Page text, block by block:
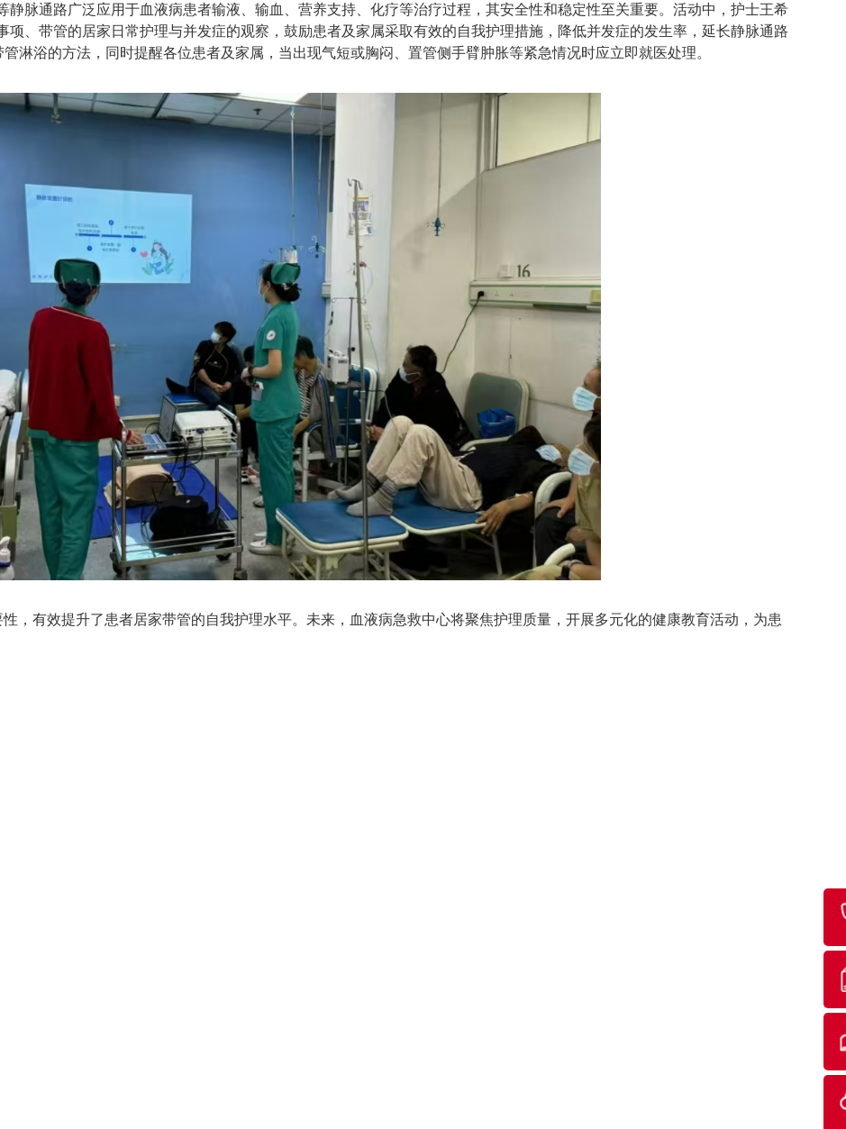
静脉通路广泛应用于血液病患者输液、输血、营养支持、化疗等治疗过程，其安全性和稳定性至关重要。活动中，护士王希
、带管的居家日常护理与并发症的观察，鼓励患者及家属采取有效的自我护理措施，降低并发症的发生率，延长静脉通路
淋浴的方法，同时提醒各位患者及家属，当出现气短或胸闷、置管侧手臂肿胀等紧急情况时应立即就医处理。
，有效提升了患者居家带管的自我护理水平。未来，血液病急救中心将聚焦护理质量，开展多元化的健康教育活动，为患